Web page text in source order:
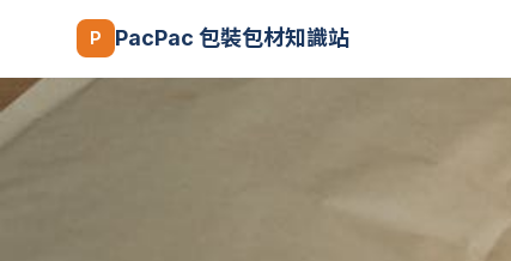
P PacPac 包裝包材知識站